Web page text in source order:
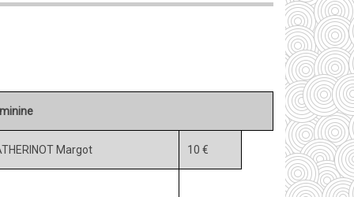
Margot 10 €